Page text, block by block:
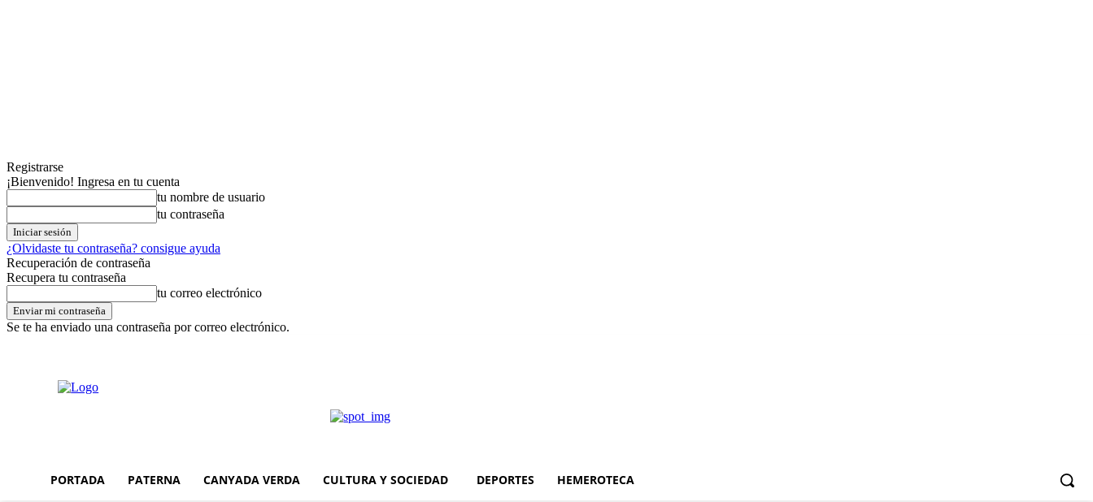
Registrarse
¡Bienvenido! Ingresa en tu cuenta
tu nombre de usuario
tu contraseña
¿Olvidaste tu contraseña? consigue ayuda
Recuperación de contraseña
Recupera tu contraseña
tu correo electrónico
Se te ha enviado una contraseña por correo electrónico.
PORTADA PATERNA CANYADA VERDA CULTURA Y SOCIEDAD DEPORTES HEMEROTECA